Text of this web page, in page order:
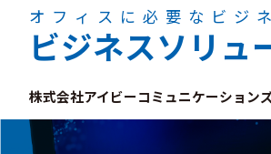
オフィスに必要なビジ
ビジネスソリュ
株式会社アイビーコミュニケーション